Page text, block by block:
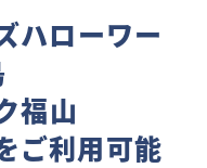
ハローワー
福山
ご利用可能